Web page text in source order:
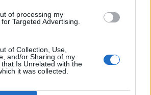
of processing my
Targeted Advertising.
of Collection, Use,
and/or Sharing of my
Is Unrelated with the
it was collected.
31 de juliol de 2026
Blaumut lidera el cartell musical de les
Festes
31 de juliol de 2026